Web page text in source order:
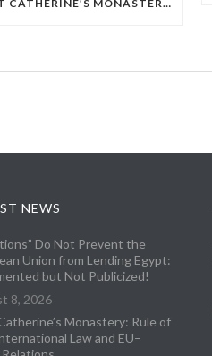
SAINT CATHERINE’S MONASTERY: RULE OF LAW, INTERNATIONAL LAW AND EU–EGYPT RELATIONS
NEWS
Do Not Prevent the
Union from Lending Egypt:
but Not Publicized!
8, 2026
Monastery: Rule of
Law and EU–